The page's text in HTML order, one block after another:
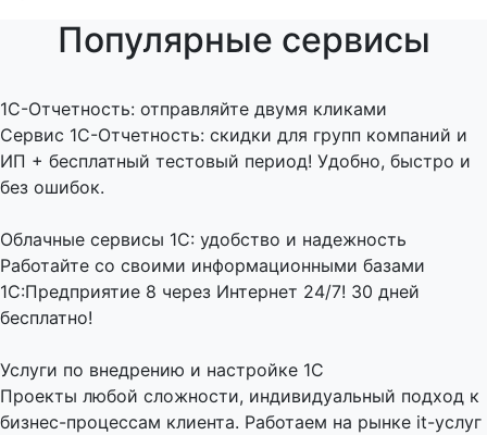
Популярные сервисы
1C-Отчетность: отправляйте двумя кликами
Сервис 1С-Отчетность: скидки для групп компаний и
ИП + бесплатный тестовый период! Удобно, быстро и
без ошибок.
Облачные сервисы 1С: удобство и надежность
Работайте со своими информационными базами
1С:Предприятие 8 через Интернет 24/7! 30 дней
бесплатно!
Услуги по внедрению и настройке 1С
Проекты любой сложности, индивидуальный подход к
бизнес-процессам клиента. Работаем на рынке it-услуг